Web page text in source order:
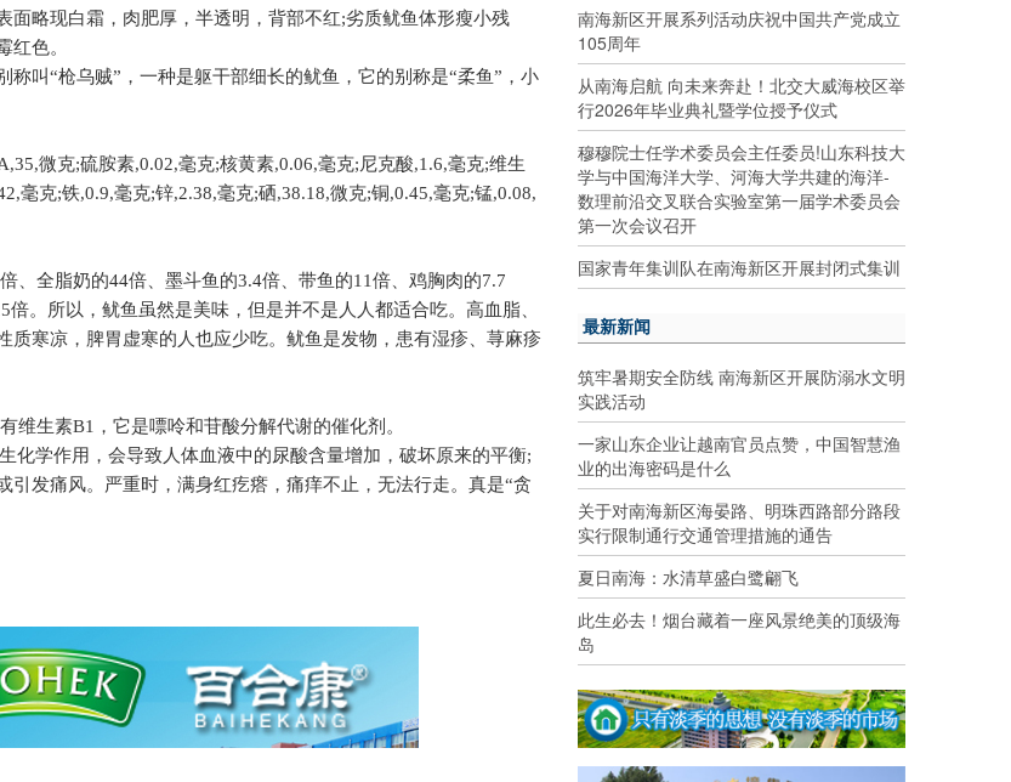
面略现白霜，肉肥厚，半透明，背部不红;劣质鱿鱼体形瘦小残
红色。
叫“枪乌贼”，一种是躯干部细长的鱿鱼，它的别称是“柔鱼”，小
微克;硫胺素,0.02,毫克;核黄素,0.06,毫克;尼克酸,1.6,毫克;维生
毫克;铁,0.9,毫克;锌,2.38,毫克;硒,38.18,微克;铜,0.45,毫克;锰,0.08,
倍、全脂奶的44倍、墨斗鱼的3.4倍、带鱼的11倍、鸡胸肉的7.7
倍。所以，鱿鱼虽然是美味，但是并不是人人都适合吃。高血脂、
寒凉，脾胃虚寒的人也应少吃。鱿鱼是发物，患有湿疹、荨麻疹
维生素B1 ，它是嘌呤和苷酸分解代谢的催化剂。
化学作用，会导致人体血液中的尿酸含量增加，破坏原来的平衡;
发痛风。严重时，满身红疙瘩，痛痒不止，无法行走。真是“贪
南海新区开展系列活动庆祝中国共产党成立
105周年
从南海启航 向未来奔赴！北交大威海校区举
行2026年毕业典礼暨学位授予仪式
穆穆院士任学术委员会主任委员!山东科技大
学与中国海洋大学、河海大学共建的海洋-
数理前沿交叉联合实验室第一届学术委员会
第一次会议召开
国家青年集训队在南海新区开展封闭式集训
最新新闻
筑牢暑期安全防线 南海新区开展防溺水文明
实践活动
一家山东企业让越南官员点赞，中国智慧渔
业的出海密码是什么
关于对南海新区海晏路、明珠西路部分路段
实行限制通行交通管理措施的通告
夏日南海：水清草盛白鹭翩飞
此生必去！烟台藏着一座风景绝美的顶级海
岛